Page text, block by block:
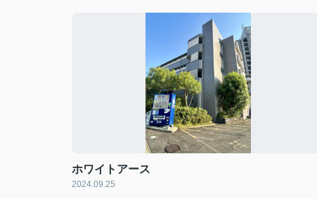
ホワイトアース
2024.09.25